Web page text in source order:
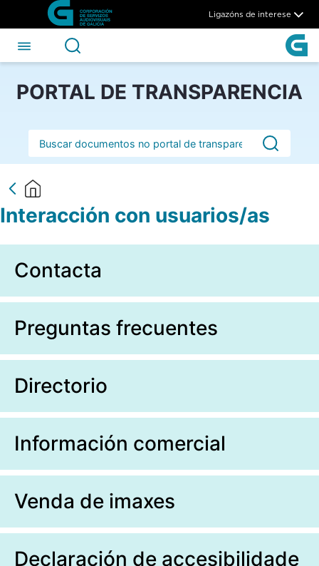
Skip to Main Content
Interacción con usuarios/as -
Ligazóns de interese
PORTAL DE TRANSPARENCIA
Barra de busca
Interacción con usuarios/as
Contacta
Preguntas frecuentes
Directorio
Información comercial
Venda de imaxes
Declaración de accesibilidade